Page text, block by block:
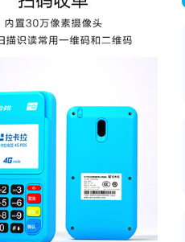
先生
士
以，朋友推荐用的，她之前用了竟
希望我也能提呃，客服还和我说了